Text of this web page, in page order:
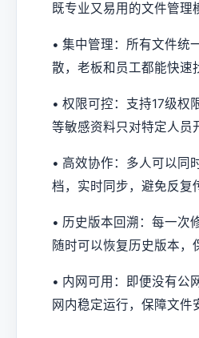
既专业又易用的文件管理
• 集中管理：所有文件统
散，老板和员工都能快速
• 权限可控：支持17级权
等敏感资料只对特定人员
• 高效协作：多人可以同
档，实时同步，避免反复
• 历史版本回溯：每一次
随时可以恢复历史版本，
• 内网可用：即便没有公
网内稳定运行，保障文件